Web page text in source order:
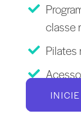
classe
Pilates